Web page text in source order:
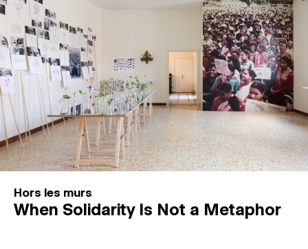
Hors les murs
When Solidarity Is Not a Metaphor